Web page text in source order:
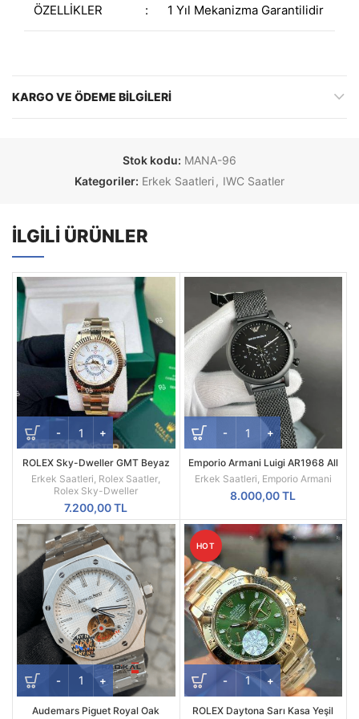
ÖZELLİKLER : 1 Yıl Mekanizma Garantilidir
KARGO VE ÖDEME BILGILERI
Stok kodu: MANA-96
Kategoriler: Erkek Saatleri , IWC Saatler
İLGILI ÜRÜNLER
ROLEX Sky-Dweller GMT Beyaz
Kadran Sarı Kasa Erkek Saati
Erkek Saatleri, Rolex Saatler,
Rolex Sky-Dweller
7.200,00TL
Emporio Armani Luigi AR1968 All
Black Mesh Siyah Kadran Siyah
Kordon A Kalite
Erkek Saatleri, Emporio Armani
8.000,00TL
Audemars Piguet Royal Oak
HOT
ROLEX Daytona Sarı Kasa Yeşil